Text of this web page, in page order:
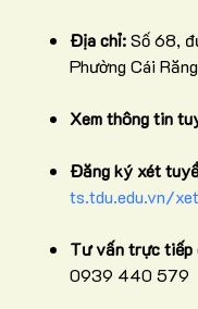
Địa chỉ:Số 68,
Phường Cái
Xem thông tin
Đăng ký xét
ts.tdu.edu.vn/
Tư vấn trực tiếp
0939 440 579